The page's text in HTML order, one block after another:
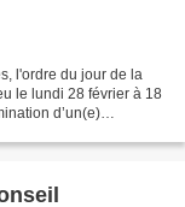
l'ordre du jour de la
le lundi 28 février à 18
d’un(e)